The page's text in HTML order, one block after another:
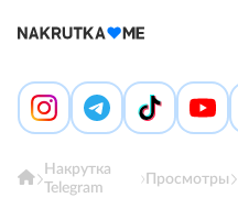
Создать аккаунт
Главная
Условия и правила
Блог
Отзывы
Контакты
Накрутка
Telegram
Просмотры